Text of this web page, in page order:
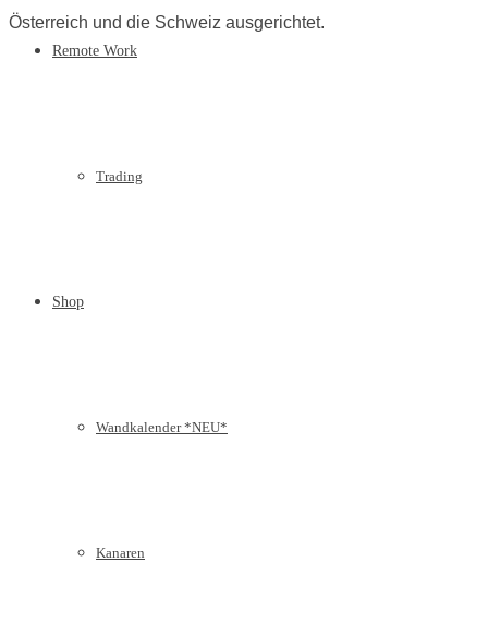
Remote Work
Trading
Shop
Wandkalender *NEU*
Kanaren
Österreich und die Schweiz ausgerichtet.